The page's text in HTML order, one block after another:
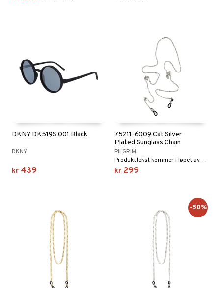
DKNY DK519S 001 Black
DKNY
kr 439
75211-6009 Cat Silver
Plated Sunglass Chain
PILGRIM
Produkttekst kommer i løpet av kort tid
kr 299
-50%